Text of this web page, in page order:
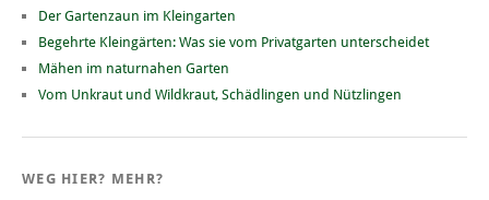
Der Gartenzaun im Kleingarten
Begehrte Kleingärten: Was sie vom Privatgarten unterscheidet
Mähen im naturnahen Garten
Vom Unkraut und Wildkraut, Schädlingen und Nützlingen
WEG HIER? MEHR?